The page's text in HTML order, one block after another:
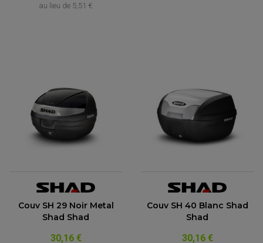
au lieu de 5,51 €
Couv SH 29 Noir Metal
Shad Shad
30,16 €
Couv SH 40 Blanc Shad
Shad
30,16 €